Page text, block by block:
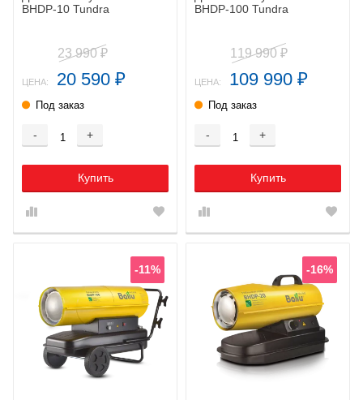
BHDP-10 Tundra
23 990 ₽
ЦЕНА: 20 590 ₽
Под заказ
- +
Купить
BHDP-100 Tundra
119 990 ₽
ЦЕНА: 109 990 ₽
Под заказ
- +
Купить
-11% -16%